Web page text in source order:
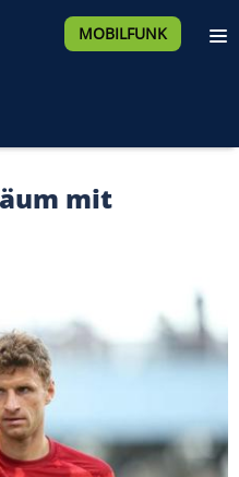
MOBILFUNK
mit